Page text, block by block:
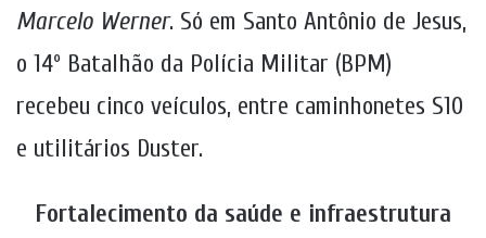
Marcelo Werner. Só em Santo Antônio de Jesus,
o 14º Batalhão da Polícia Militar (BPM)
recebeu cinco veículos, entre caminhonetes S10
e utilitários Duster.
Fortalecimento da saúde e infraestrutura